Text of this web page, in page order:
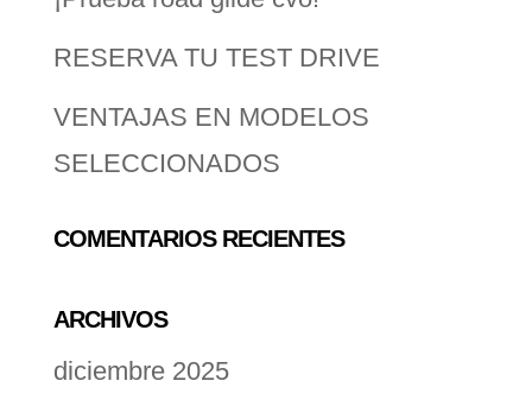
RESERVA TU TEST DRIVE
VENTAJAS EN MODELOS
SELECCIONADOS
COMENTARIOS RECIENTES
ARCHIVOS
diciembre 2025